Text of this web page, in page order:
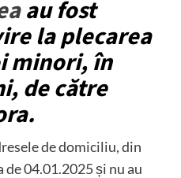
au fost
la plecarea
minori, în
de către
de domiciliu, din
04.01.2025 și nu au